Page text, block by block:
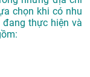
chọn khi có nhu
thực hiện và